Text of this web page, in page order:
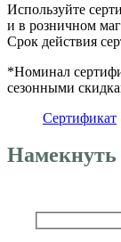
Используйте
и в розничном
Срок действия
*Номинал
сезонными
Сертификат
Намекнуть